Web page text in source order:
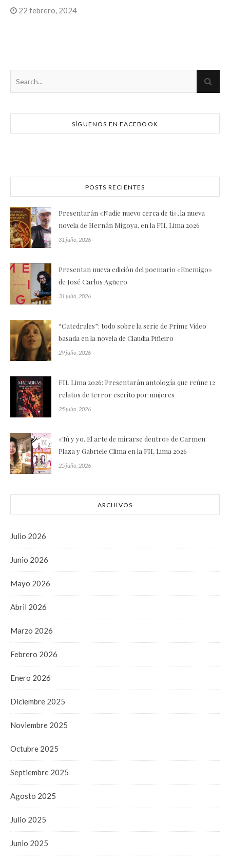
22 febrero, 2024
SÍGUENOS EN FACEBOOK
POSTS RECIENTES
Presentarán «Nadie nuevo cerca de ti», la nueva
novela de Hernán Migoya, en la FIL Lima 2026
31 julio, 2026
Presentan nueva edición del poemario «Enemigo»
de José Carlos Agüero
31 julio, 2026
“Catedrales”: todo sobre la serie de Prime Video
basada en la novela de Claudia Piñeiro
29 julio, 2026
FIL Lima 2026: Presentarán antología que reúne 12
relatos de terror escrito por mujeres
25 julio, 2026
«Tú y yo. El arte de mirarse dentro» de Carmen
Plaza y Gabriele Clima en la FIL Lima 2026
25 julio, 2026
ARCHIVOS
Julio 2026
Junio 2026
Mayo 2026
Abril 2026
Marzo 2026
Febrero 2026
Enero 2026
Diciembre 2025
Noviembre 2025
Octubre 2025
Septiembre 2025
Agosto 2025
Julio 2025
Junio 2025